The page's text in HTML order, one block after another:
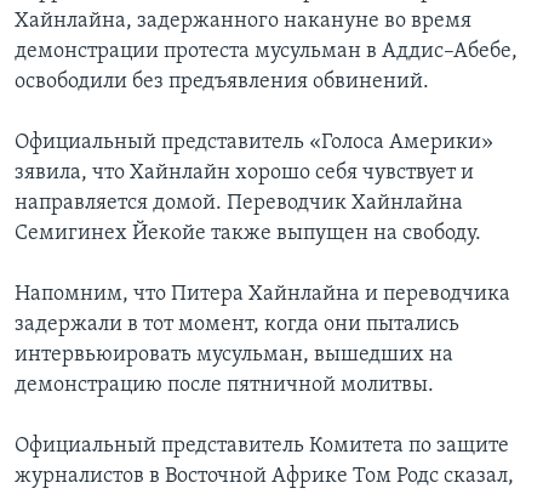
Хайнлайна, задержанного накануне во время
демонстрации протеста мусульман в Аддис–Абебе,
освободили без предъявления обвинений.
Официальный представитель «Голоса Америки»
зявила, что Хайнлайн хорошо себя чувствует и
направляется домой. Переводчик Хайнлайна
Семигинех Йекойе также выпущен на свободу.
Напомним, что Питера Хайнлайна и переводчика
задержали в тот момент, когда они пытались
интервьюировать мусульман, вышедших на
демонстрацию после пятничной молитвы.
Официальный представитель Комитета по защите
журналистов в Восточной Африке Том Родс сказал,